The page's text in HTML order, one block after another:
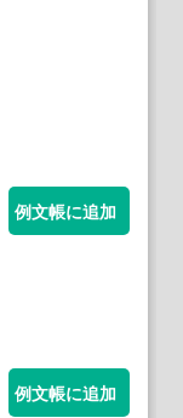
例文帳に追加
例文帳に追加